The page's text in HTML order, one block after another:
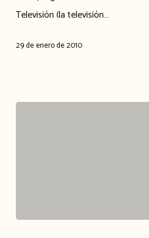
del
didáctico
exposición
Televisión (la televisión…
29 de enero de 2010